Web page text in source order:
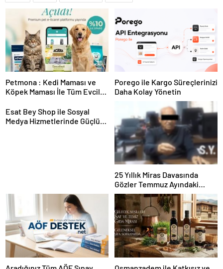
Petmona : Kedi Maması ve
Köpek Maması İle Tüm Evcil
Porego ile Kargo Süreçlerinizi
Daha Kolay Yönetin
Esat Bey Shop ile Sosyal
Medya Hizmetlerinde Güçlü
25 Yıllık Miras Davasında
Gözler Temmuz Ayındaki
Karar Duruşmasına Çevrildi